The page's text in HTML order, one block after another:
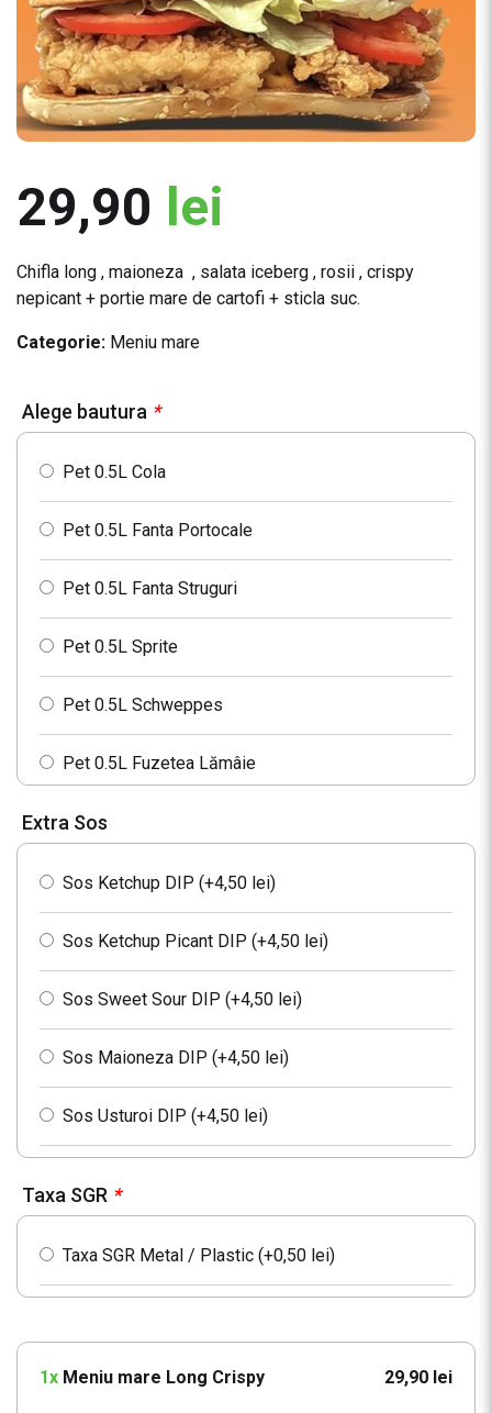
29,90 lei
Chifla long , maioneza , salata iceberg , rosii , crispy
nepicant + portie mare de cartofi + sticla suc.
Categorie: Meniu mare
Alege bautura *
Pet 0.5L Cola
Pet 0.5L Fanta Portocale
Pet 0.5L Fanta Struguri
Pet 0.5L Sprite
Pet 0.5L Schweppes
Pet 0.5L Fuzetea Lămâie
Pet 0.5L Fuzetea Piersici
Pet 0.5L Fuzetea Fructe de Padure
Pet 0.33L Cappy Nectar Piersici
Pet 0.33L Cappy Nectar Portocale
Sticla 330ml Heineken
Pet 0.5L Apa plata
Extra Sos
Sos Ketchup DIP (+4,50 lei)
Sos Ketchup Picant DIP (+4,50 lei)
Sos Sweet Sour DIP (+4,50 lei)
Sos Maioneza DIP (+4,50 lei)
Sos Usturoi DIP (+4,50 lei)
Taxa SGR *
Taxa SGR Metal / Plastic (+0,50 lei)
1x Meniu mare Long Crispy 29,90 lei